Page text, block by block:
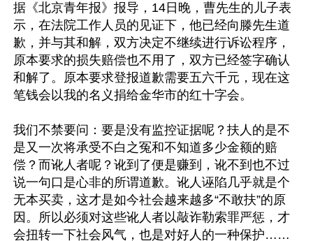
据《北京青年报》报导，14日晚，曹先生的儿子表
示，在法院工作人员的见证下，他已经向滕先生道
歉，并与其和解，双方决定不继续进行诉讼程序，
原本要求的损失赔偿也不用了，双方已经签字确认
和解了。原本要求登报道歉需要五六千元，现在这
笔钱会以我的名义捐给金华市的红十字会。
我们不禁要问：要是没有监控证据呢？扶人的是不
是又一次将承受不白之冤和不知道多少金额的赔
偿？而讹人者呢？讹到了便是赚到，讹不到也不过
说一句口是心非的所谓道歉。讹人诬陷几乎就是个
无本买卖，这才是如今社会越来越多“不敢扶”的原
因。所以必须对这些讹人者以敲诈勒索罪严惩，才
会扭转一下社会风气，也是对好人的一种保护……